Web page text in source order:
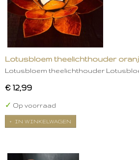
Lotusbloem theelichthouder
Lotusbloem theelichthouder
€ 12,99
✓ Op voorraad
IN WINKELWAGEN